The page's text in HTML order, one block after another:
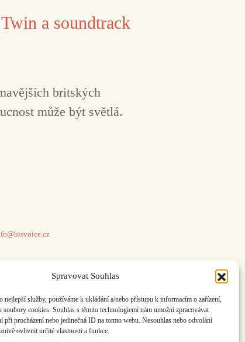
Spravovat Souhlas
nejlepší služby, používáme k ukládání a/nebo přístupu k informacím o zařízení,
soubory cookies. Souhlas s těmito technologiemi nám umožní zpracovávat
při procházení nebo jedinečná ID na tomto webu. Nesouhlas nebo odvolání
ovlivnit určité vlastnosti a funkce.
a soundtrack
britských
může být světlá.